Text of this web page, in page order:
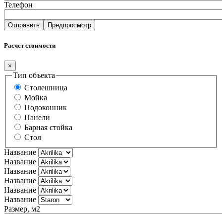
Телефон
Расчет стоимости
×
Тип объекта
Столешница
Мойка
Подоконник
Панели
Барная стойка
Стол
Название
Название
Название
Название
Название
Название
Размер, м2